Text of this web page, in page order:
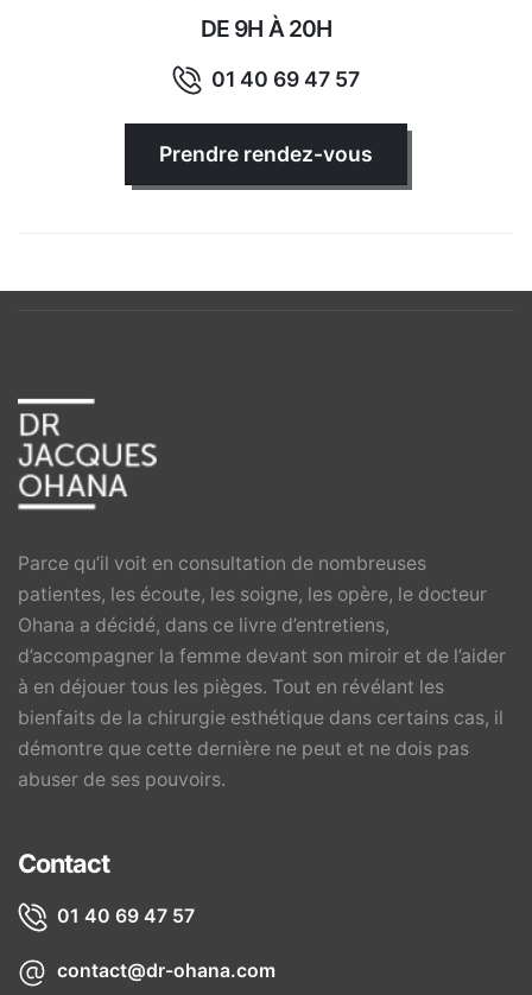
DE 9H À 20H
01 40 69 47 57
Prendre rendez-vous
Parce qu’il voit en consultation de nombreuses
patientes, les écoute, les soigne, les opère, le docteur
Ohana a décidé, dans ce livre d’entretiens,
d’accompagner la femme devant son miroir et de l’aider
à en déjouer tous les pièges. Tout en révélant les
bienfaits de la chirurgie esthétique dans certains cas, il
démontre que cette dernière ne peut et ne dois pas
abuser de ses pouvoirs.
Contact
01 40 69 47 57
contact@dr-ohana.com